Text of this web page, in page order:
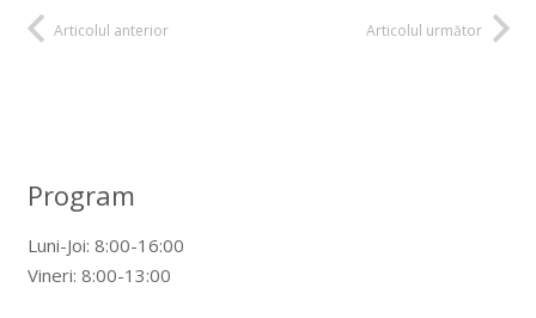
Articolul anterior Articolul următor
Program
Luni-Joi: 8:00-16:00
Vineri: 8:00-13:00